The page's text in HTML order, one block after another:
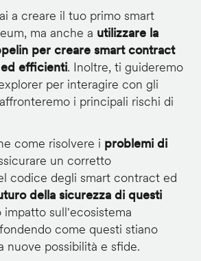
a creare il tuo primo smart
ma anche a utilizzare la
per creare smart contract
efficienti. Inoltre, ti guideremo
per interagire con gli
i principali rischi di
come risolvere i problemi di
un corretto
codice degli smart contract ed
della sicurezza di questi
sull'ecosistema
come questi stiano
nuove possibilità e sfide.